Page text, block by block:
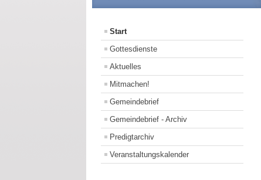
Start
Gottesdienste
Aktuelles
Mitmachen!
Gemeindebrief
Gemeindebrief - Archiv
Predigtarchiv
Veranstaltungskalender